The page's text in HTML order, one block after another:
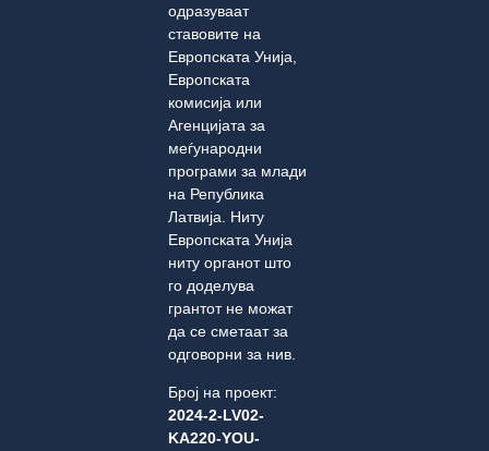
одразуваат
ставовите на
Европската Унија,
Европската
комисија или
Агенцијата за
меѓународни
програми за млади
на Република
Латвија. Ниту
Европската Унија
ниту органот што
го доделува
грантот не можат
да се сметаат за
одговорни за нив.
Број на проект:
2024-2-LV02-
KA220-YOU-